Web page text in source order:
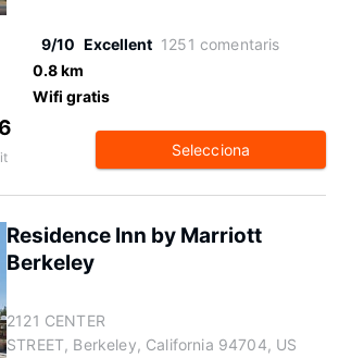
9/10 Excellent 1251 comentaris
0.8 km
Wifi gratis
Selecciona
Residence Inn by Marriott
Berkeley
2121 CENTER
STREET, Berkeley, California 94704, US